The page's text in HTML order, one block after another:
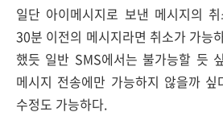
일단 아이메시지로 보낸 메시지의
30분 이전의 메시지라면 취소가 가능
했듯 일반 SMS에서는 불가능할 듯
메시지 전송에만 가능하지 않을까
수정도 가능하다.